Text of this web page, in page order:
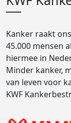
Kanker raakt
45.000 mensen
hiermee in
Minder kanker,
van leven voor
KWF